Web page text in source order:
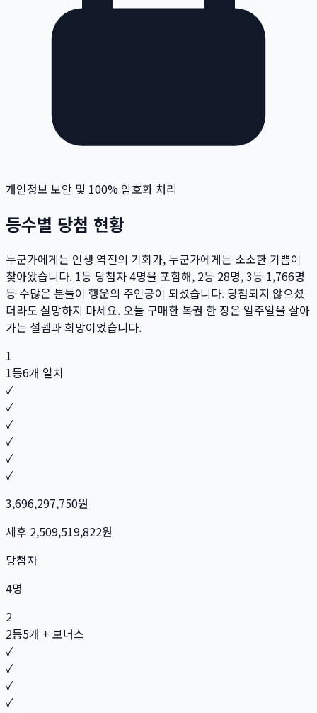
개인정보 보안 및 100% 암호화 처리
등수별 당첨 현황
누군가에게는 인생 역전의 기회가, 누군가에게는 소소한 기쁨이
찾아왔습니다. 1등 당첨자4명을 포함해, 2등 28명, 3등 1,766명
등 수많은 분들이 행운의 주인공이 되셨습니다. 당첨되지 않으셨
더라도 실망하지 마세요. 오늘 구매한 복권 한 장은 일주일을 살아
가는 설렘과 희망이었습니다.
1
1등6개 일치
✓
✓
✓
✓
✓
✓
3,696,297,750원
세후 2,509,519,822원
당첨자
4명
2
2등5개 + 보너스
✓
✓
✓
✓